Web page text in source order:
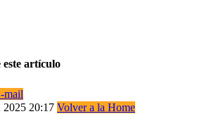
artículo
mail
2025 20:17 Volver a la Home